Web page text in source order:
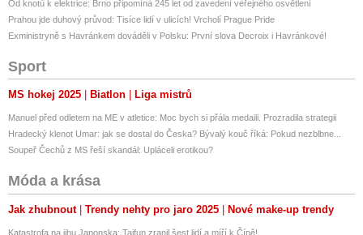
Od knotů k elektrice: Brno připomíná 245 let od zavedení veřejného osvětlení
Prahou jde duhový průvod: Tisíce lidí v ulicích! Vrcholí Prague Pride
Exministryně s Havránkem dováděli v Polsku: První slova Decroix i Havránkové!
Sport
MS hokej 2025 Biatlon Liga mistrů
Manuel před odletem na ME v atletice: Moc bych si přála medaili. Prozradila strategii
Hradecký klenot Umar: jak se dostal do Česka? Bývalý kouč říká: Pokud nezblbne...
Soupeř Čechů z MS řeší skandál: Upláceli erotikou?
Móda a krása
Jak zhubnout Trendy nehty pro jaro 2025 Nové make-up trendy
Katastrofa na jihu Japonska: Tajfun zranil šest lidí a míří k Číně!